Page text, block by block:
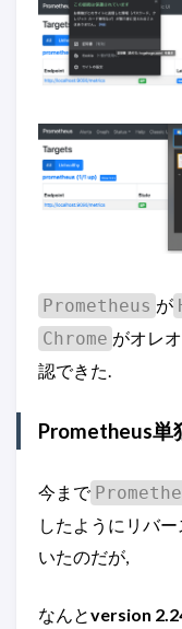
Prometheus が
Chrome がオレ
認できた.
Prometheus単
今まで
したようにリバ
いたのだが,
なんとversion